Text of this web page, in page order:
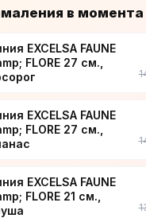
в момента
EXCELSA FAUNE
FLORE 27 см.,
EXCELSA FAUNE
FLORE 27 см.,
EXCELSA FAUNE
FLORE 21 см.,